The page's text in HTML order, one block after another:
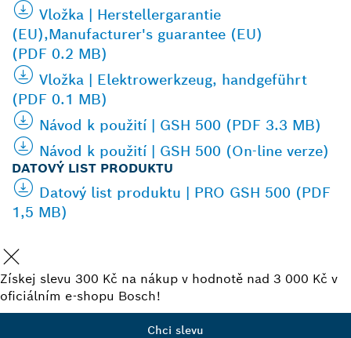
Vložka | Herstellergarantie
(EU),Manufacturer's guarantee (EU)
(PDF 0.2 MB)
Vložka | Elektrowerkzeug, handgeführt
(PDF 0.1 MB)
Návod k použití | GSH 500 (PDF 3.3 MB)
Návod k použití | GSH 500 (On-line verze)
DATOVÝ LIST PRODUKTU
Datový list produktu | PRO GSH 500 (PDF
1,5 MB)
Získej slevu 300 Kč na nákup v hodnotě nad 3 000 Kč v
oficiálním e-shopu Bosch!
Chci slevu